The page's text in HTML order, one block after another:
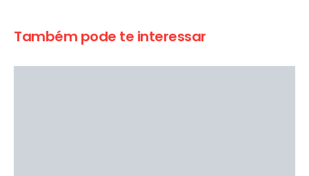
Também pode te interessar